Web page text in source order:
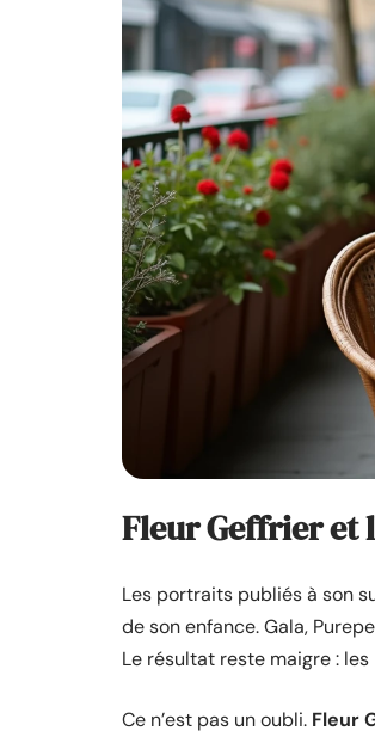
Fleur Geffrier et
Les portraits publiés à son
de son enfance. Gala,
Le résultat reste maigre :
Ce n’est pas un oubli. Fleur